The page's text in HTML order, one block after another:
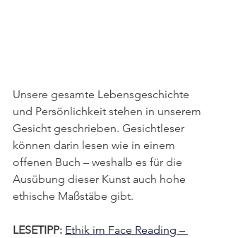
Unsere gesamte Lebensgeschichte
und Persönlichkeit stehen in unserem
Gesicht geschrieben. Gesichtleser
können darin lesen wie in einem
offenen Buch – weshalb es für die
Ausübung dieser Kunst auch hohe
ethische Maßstäbe gibt.
LESETIPP: Ethik im Face Reading –